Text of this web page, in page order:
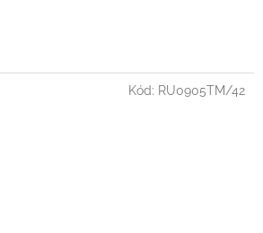
Kód: RU0905TM/42